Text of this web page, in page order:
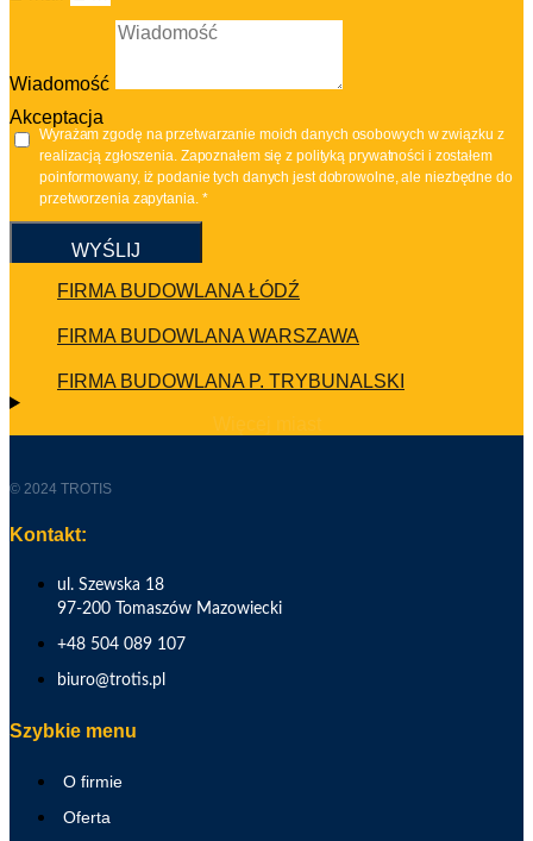
Wiadomość
Akceptacja
Wyrażam zgodę na przetwarzanie moich danych osobowych w związku z
realizacją zgłoszenia. Zapoznałem się z polityką prywatności i zostałem
poinformowany, iż podanie tych danych jest dobrowolne, ale niezbędne do
przetworzenia zapytania. *
WYŚLIJ
FIRMA BUDOWLANA ŁÓDŹ
FIRMA BUDOWLANA WARSZAWA
FIRMA BUDOWLANA P. TRYBUNALSKI
© 2024 TROTIS
Kontakt:
ul. Szewska 18
97-200 Tomaszów Mazowiecki
+48 504 089 107
biuro@trotis.pl
Szybkie menu
O firmie
Oferta